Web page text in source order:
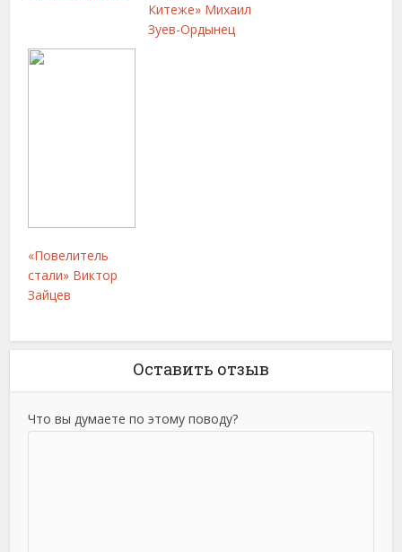
Китеже» Михаил
Зуев-Ордынец
«Повелитель
стали» Виктор
Зайцев
Оставить отзыв
Что вы думаете по этому поводу?